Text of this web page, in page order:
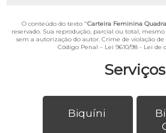
Serviços
Biquíni
O conteúdo do texto "Carteira Feminina
reservado. Sua reprodução, parcial ou total,
sem a autorização do autor. Crime de violação
Código Penal – Lei 9610/98 - Lei de